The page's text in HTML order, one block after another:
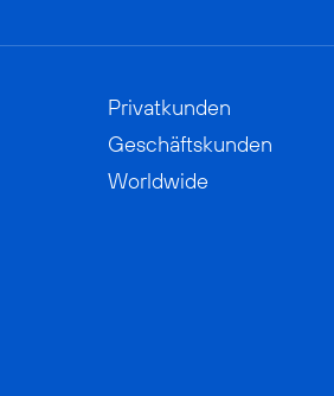
Privatkunden
Geschäftskunden
Worldwide